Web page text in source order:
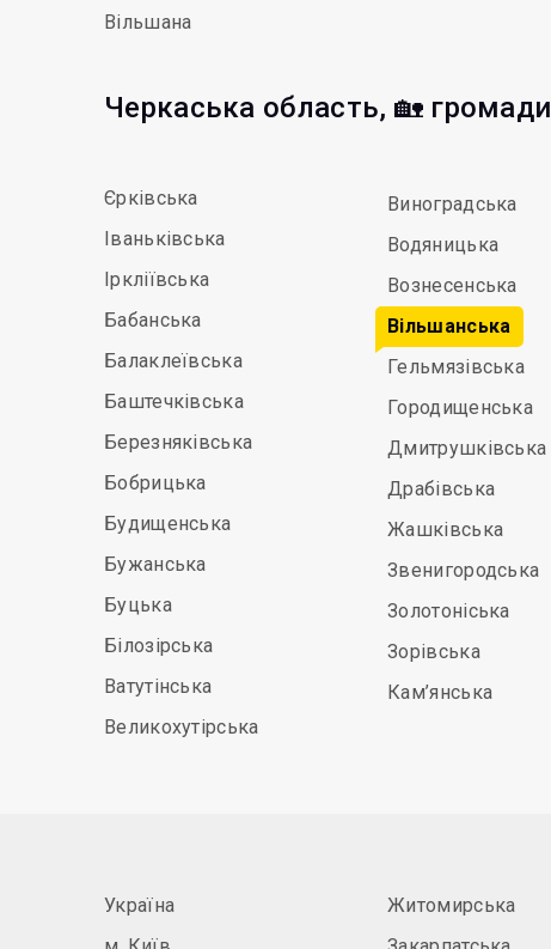
Вільшана
Черкаська область, 🏡 громади
Єрківська
Іваньківська
Іркліївська
Бабанська
Балаклеївська
Баштечківська
Березняківська
Бобрицька
Будищенська
Бужанська
Буцька
Білозірська
Ватутінська
Великохутірська
Виноградська
Водяницька
Вознесенська
Вільшанська
Гельмязівська
Городищенська
Дмитрушківська
Драбівська
Жашківська
Звенигородська
Золотоніська
Зорівська
Кам’янська
Україна
Житомирська